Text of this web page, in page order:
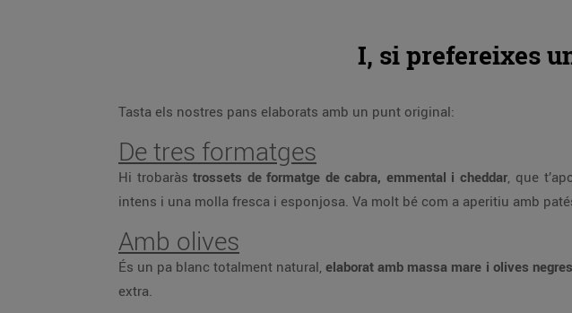
I, si prefereixes
Tasta els nostres pans elaborats amb un punt original:
De tres formatges
Hi trobaràs trossets de formatge de cabra, emmental i cheddar, que
intens i una molla fresca i esponjosa. Va molt bé com a aperitiu amb
Amb olives
És un pa blanc totalment natural, elaborat amb massa mare i olives
extra.